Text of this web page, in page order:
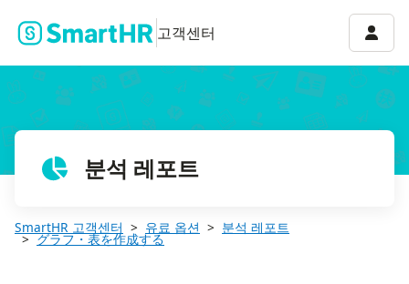
고객센터 계정
분석 레포트
SmartHR 고객센터 유료 옵션 분석 레포트
グラフ・表を作成する